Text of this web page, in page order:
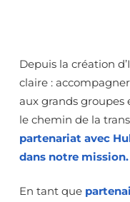
Depuis la création
claire :
aux grands groupes
le chemin de la
partenariat avec
dans notre mission.
En tant que